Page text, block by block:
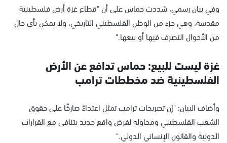
وفي بيان رسمي، شددت حماس على أن "قطاع غزة أرض فلسطينية
مقدسة، وهي جزء من الوطن الفلسطيني التاريخي، ولا يمكن بأي حال
من الأحوال التصرف فيها أو بيعها."
غزة ليست للبيع: حماس تدافع عن الأرض
الفلسطينية ضد مخططات ترامب
وأضاف البيان: "إن تصريحات ترامب تمثل اعتداءً صارخًا على حقوق
الشعب الفلسطيني ومحاولة لفرض واقع جديد يتنافى مع القرارات
الدولية والقانون الإنساني الدولي."